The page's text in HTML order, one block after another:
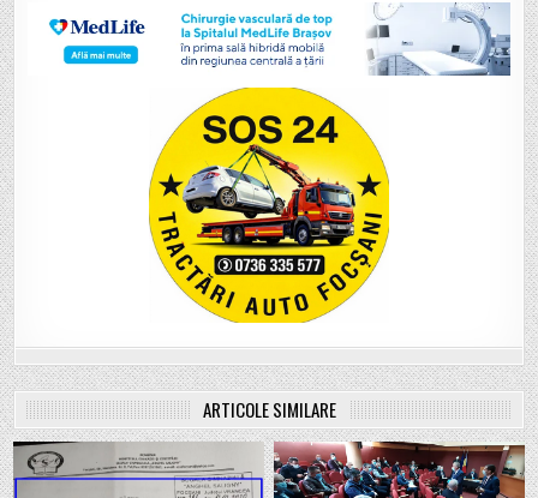
ARTICOLE SIMILARE